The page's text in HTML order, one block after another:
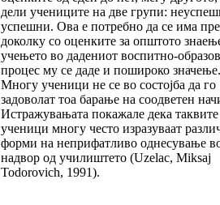
дели учениците на две групи:
успешни. Ова е потребно да се има
доколку со оценките за општото
учењето во дадениот воспитно-
процес му се даде и пошироко значење.
Многу ученици не се во состојба да го
задоволат тоа барање на соодветен
Истражувањата покажале дека таквите
ученици многу често изразуваат
форми на неприфатливо однесување
надвор од училиштето (Uzelac, Miksaj
Todorovich, 1991).